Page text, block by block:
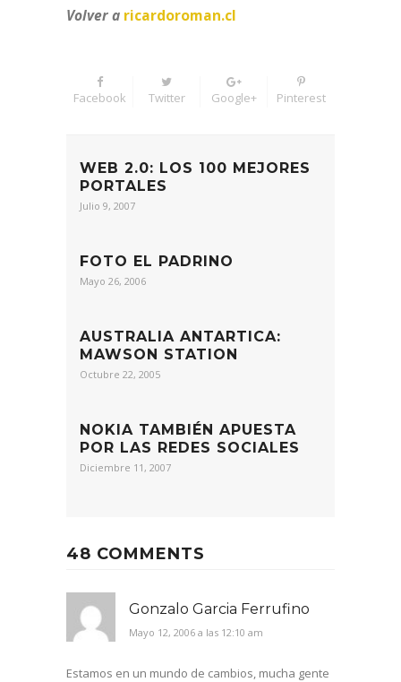
Volver a ricardoroman.cl
Facebook Twitter Google+ Pinterest
WEB 2.0: LOS 100 MEJORES
PORTALES
Julio 9, 2007
FOTO EL PADRINO
Mayo 26, 2006
AUSTRALIA ANTARTICA:
MAWSON STATION
Octubre 22, 2005
NOKIA TAMBIÉN APUESTA
POR LAS REDES SOCIALES
Diciembre 11, 2007
48 COMMENTS
Gonzalo Garcia Ferrufino
Mayo 12, 2006 a las 12:10 am
Estamos en un mundo de cambios, mucha gente